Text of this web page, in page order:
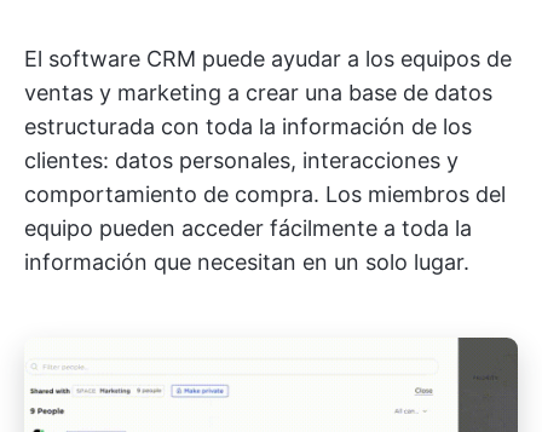
El software CRM puede ayudar a los equipos de
ventas y marketing a crear una base de datos
estructurada con toda la información de los
clientes: datos personales, interacciones y
comportamiento de compra. Los miembros del
equipo pueden acceder fácilmente a toda la
información que necesitan en un solo lugar.